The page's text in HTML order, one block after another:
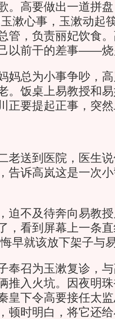
。高要做出一道拼
漱心事，玉漱动起
管，负责丽妃饮食
己以前干的差事——
总为小事争吵，高
。饭桌上易教授和
正要提起正事，突
送到医院，医生说
告诉高岚这是一次
不及待奔向易教授
，看到屏幕上一条
早就该放下架子与
召为玉漱复诊，与
推入火坑。因夜明
皇下令高要接任太
顿时明白，将它还